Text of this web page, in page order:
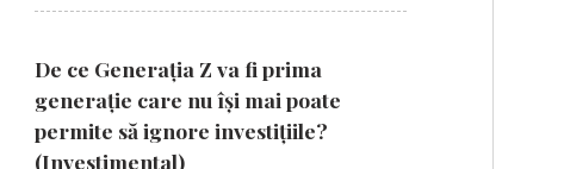
De ce Generația Z va fi prima
generație care nu își mai poate
permite să ignore investițiile?
(Investimental)